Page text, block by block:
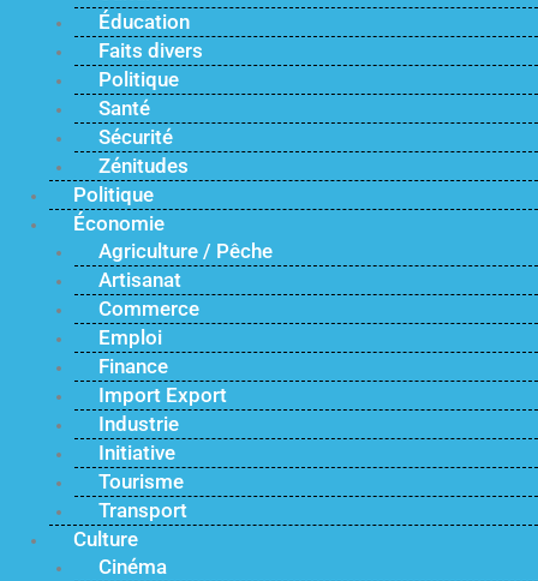
Éducation
Faits divers
Politique
Santé
Sécurité
Zénitudes
Politique
Économie
Agriculture / Pêche
Artisanat
Commerce
Emploi
Finance
Import Export
Industrie
Initiative
Tourisme
Transport
Culture
Cinéma